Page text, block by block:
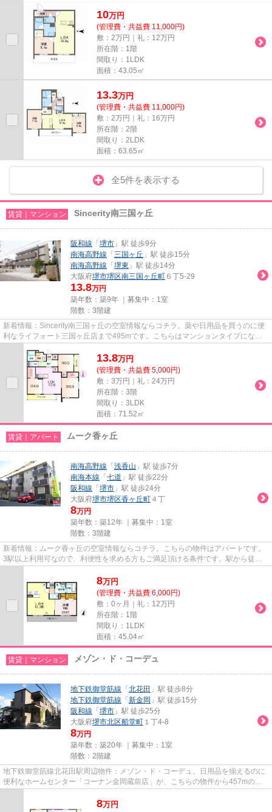
10万円
(管理費・共益費 11,000円)
敷：2万円｜礼：12万円
所在階：1階
間取り：1LDK
面積：43.05㎡
13.3万円
(管理費・共益費 11,000円)
敷：2万円｜礼：16万円
所在階：2階
間取り：2LDK
面積：63.65㎡
全5件を表示する
賃貸｜マンション Sincerity南三国ヶ丘
阪和線 「 堺市 」駅 徒歩9分
南海高野線 「 三国ヶ丘 」駅 徒歩15分
南海高野線 「 堺東 」駅 徒歩14分
大阪府堺市堺区南三国ヶ丘町 ６丁5-29
13.8万円
築年数：築9年 ｜募集中： 1室
階数：3階建
新着情報：Sincerity南三国ヶ丘の空室情報ならコチラ。薬や日用品を買うのに便
利なライフォート三国ヶ丘店まで495mです。こちらはマンションタイプになり
13.8万円
(管理費・共益費 5,000円)
敷：3万円｜礼：24万円
所在階：3階
間取り：3LDK
面積：71.52㎡
賃貸｜アパート ムーク香ヶ丘
南海高野線 「 浅香山 」駅 徒歩7分
南海本線 「 七道 」駅 徒歩22分
阪和線 「 堺市 」駅 徒歩24分
大阪府堺市堺区香ヶ丘町 ４丁
8万円
築年数：築12年 ｜募集中： 1室
階数：3階建
新着情報：ムーク香ヶ丘の空室情報ならコチラ。こちらの物件はアパートです。
3駅以上利用可なので、利便性を求める方もご満足頂ける条件です。駅から徒歩7
8万円
(管理費・共益費 6,000円)
敷：0ヶ月｜礼：12万円
所在階：1階
間取り：1LDK
面積：45.04㎡
賃貸｜マンション メゾン・ド・コーデュ
地下鉄御堂筋線 「 北花田 」駅 徒歩8分
地下鉄御堂筋線 「 新金岡 」駅 徒歩15分
阪和線 「 堺市 」駅 徒歩25分
大阪府堺市北区船堂町 １丁4-8
8万円
築年数：築20年 ｜募集中： 1室
階数：2階建
地下鉄御堂筋線北花田駅周辺物件：メゾン・ド・コーデュ。日用品を揃えるのに
便利なホームセンター「コーナン金岡蔵前店」が、こちらの物件から457mのと
8万円